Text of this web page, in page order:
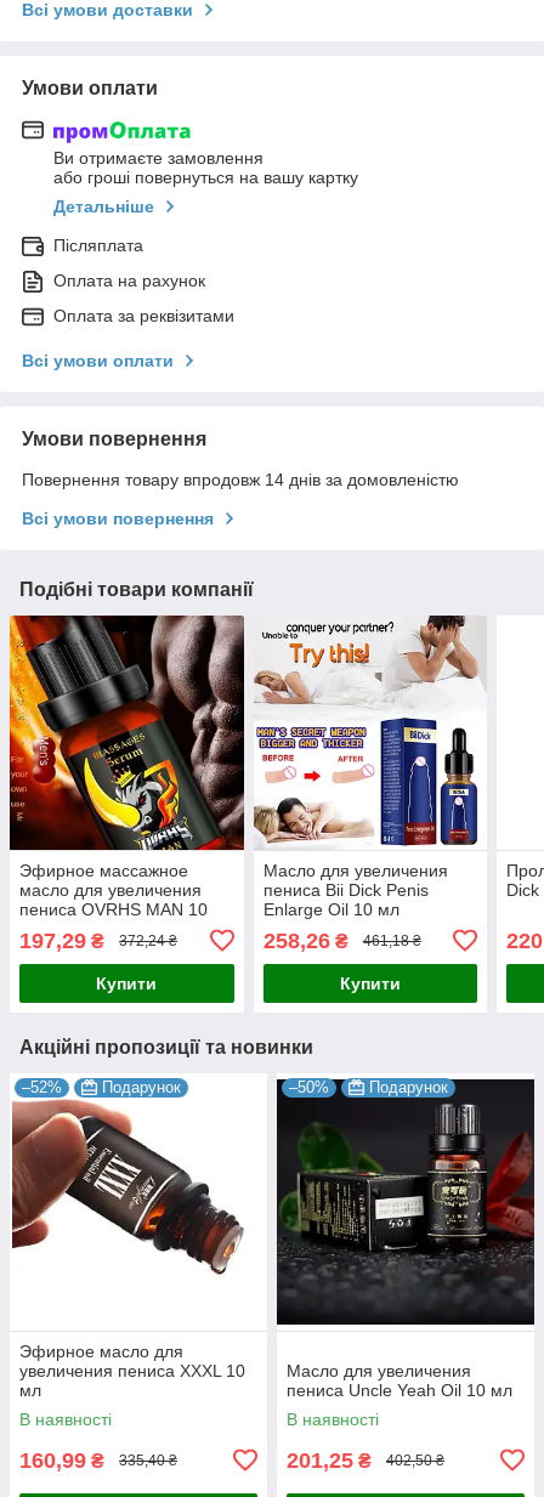
Всі умови доставки
Умови оплати
Ви отримаєте замовлення
або гроші повернуться на вашу картку
Детальніше
Післяплата
Оплата на рахунок
Оплата за реквізитами
Всі умови оплати
Умови повернення
Повернення товару впродовж 14 днів за домовленістю
Всі умови повернення
Подібні товари компанії
Эфирное массажное
масло для увеличения
пениса OVRHS MAN 10
197,29 ₴ 372,24 ₴
Купити
Масло для увеличения
пениса Bii Dick Penis
Enlarge Oil 10 мл
258,26₴ 461,18 ₴
Купити
Акційні пропозиції та новинки
–52% Подарунок
Эфирное масло для
увеличения пениса XXXL 10
мл
В наявності
160,99 ₴ 335,40 ₴
–50% Подарунок
Масло для увеличения
пениса Uncle Yeah Oil 10 мл
В наявності
201,25 ₴ 402,50 ₴